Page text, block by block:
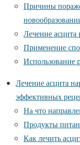
Причины
Лечение
Применение
Использование
Лечение асцита
эффективных
На что
Продукты
Как лечить